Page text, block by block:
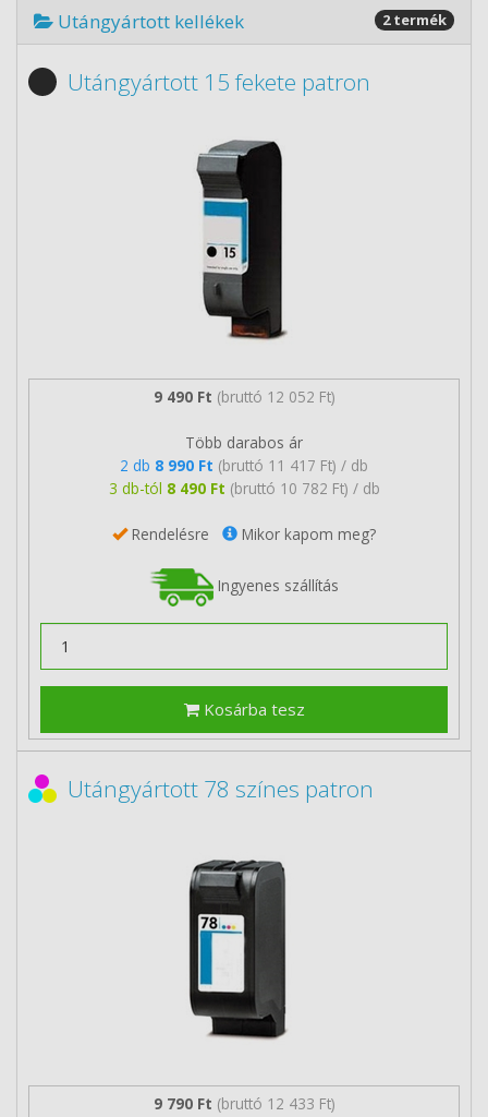
Utángyártott kellékek 2 termék
Utángyártott 15 fekete patron
9 490 Ft (bruttó 12 052 Ft)
Több darabos ár
2 db 8 990 Ft (bruttó 11 417 Ft) / db
3 db-tól 8 490 Ft (bruttó 10 782 Ft) / db
Rendelésre Mikor kapom meg?
Ingyenes szállítás
Kosárba tesz
Utángyártott 78 színes patron
9 790 Ft (bruttó 12 433 Ft)